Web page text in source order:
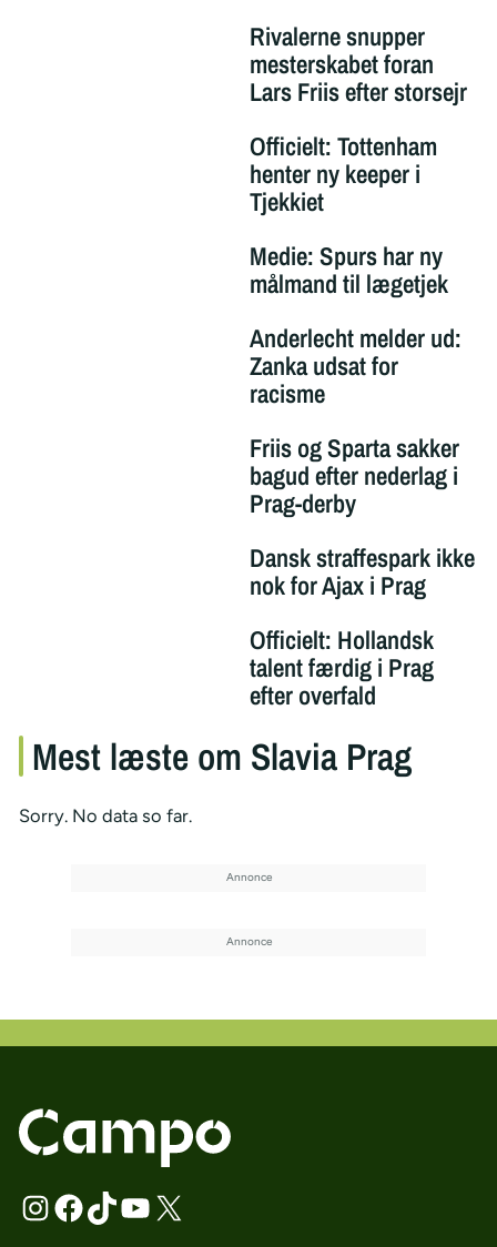
Rivalerne snupper
mesterskabet foran
Lars Friis efter storsejr
Officielt: Tottenham
henter ny keeper i
Tjekkiet
Medie: Spurs har ny
målmand til lægetjek
Anderlecht melder ud:
Zanka udsat for
racisme
Friis og Sparta sakker
bagud efter nederlag i
Prag-derby
Dansk straffespark ikke
nok for Ajax i Prag
Officielt: Hollandsk
talent færdig i Prag
efter overfald
Mest læste om Slavia Prag
Sorry. No data so far.